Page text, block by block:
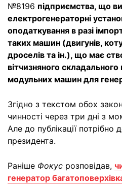
№8196 підприємства, що
електрогенераторні
оподаткування в разі
таких машин (двигунів,
дроселів та ін.), що має
вітчизняного
модульних машин для
Згідно з текстом обох
чинності через три дні з
Але до публікації потрібно
президента.
Раніше Фокус розповідав,
генератор